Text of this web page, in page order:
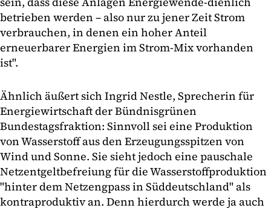
betrieben werden – also nur zu jener Zeit Strom
verbrauchen, in denen ein hoher Anteil
erneuerbarer Energien im Strom-Mix vorhanden
ist".
Ähnlich äußert sich Ingrid Nestle, Sprecherin für
Energiewirtschaft der Bündnisgrünen
Bundestagsfraktion: Sinnvoll sei eine Produktion
von Wasserstoff aus den Erzeugungsspitzen von
Wind und Sonne. Sie sieht jedoch eine pauschale
Netzentgeltbefreiung für die Wasserstoffproduktion
"hinter dem Netzengpass in Süddeutschland" als
kontraproduktiv an. Denn hierdurch werde ja auch